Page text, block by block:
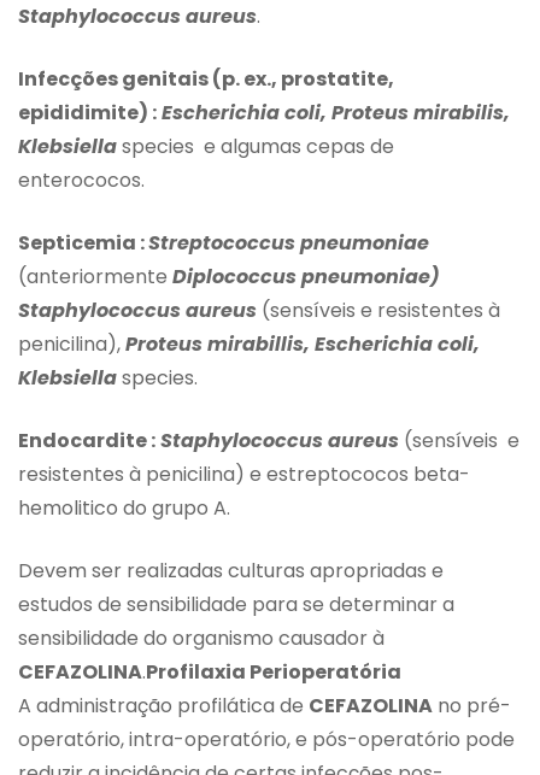
Staphylococcus aureus.
Infecções genitais (p. ex., prostatite,
epididimite) :Escherichia coli, Proteus mirabilis,
Klebsiellaspecies e algumas cepas de
enterococos.
Septicemia :Streptococcus pneumoniae
(anteriormente Diplococcus pneumoniae)
Staphylococcus aureus (sensíveis e resistentes à
penicilina),Proteus mirabillis, Escherichia coli,
Klebsiellaspecies.
Endocardite :Staphylococcus aureus (sensíveis e
resistentes à penicilina) e estreptococos beta-
hemolitico do grupo A.
Devem ser realizadas culturas apropriadas e
estudos de sensibilidade para se determinar a
sensibilidade do organismo causador à
CEFAZOLINA.Profilaxia Perioperatória
A administração profilática de CEFAZOLINA no pré-
operatório, intra-operatório, e pós-operatório pode